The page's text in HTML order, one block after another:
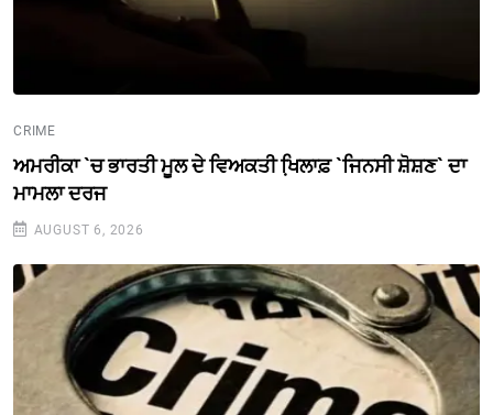
CRIME
ਅਮਰੀਕਾ `ਚ ਭਾਰਤੀ ਮੂਲ ਦੇ ਵਿਅਕਤੀ ਖਿ਼ਲਾਫ਼ `ਜਿਨਸੀ ਸ਼ੋਸ਼ਣ` ਦਾ
ਮਾਮਲਾ ਦਰਜ
AUGUST 6, 2026